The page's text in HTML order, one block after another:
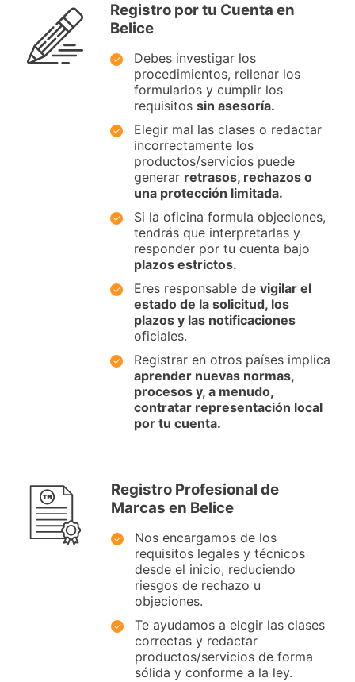
Registro por tu Cuenta en
Belice
Debes investigar los
procedimientos, rellenar los
formularios y cumplir los
requisitos sin asesoría.
Elegir mal las clases o redactar
incorrectamente los
productos/servicios puede
generar retrasos, rechazos o
una protección limitada.
Si la oficina formula objeciones,
tendrás que interpretarlas y
responder por tu cuenta bajo
plazos estrictos.
Eres responsable de vigilar el
estado de la solicitud, los
plazos y las notificaciones
oficiales.
Registrar en otros países implica
aprender nuevas normas,
procesos y, a menudo,
contratar representación local
por tu cuenta.
Registro Profesional de
Marcas en Belice
Nos encargamos de los
requisitos legales y técnicos
desde el inicio, reduciendo
riesgos de rechazo u
objeciones.
Te ayudamos a elegir las clases
correctas y redactar
productos/servicios de forma
sólida y conforme a la ley.